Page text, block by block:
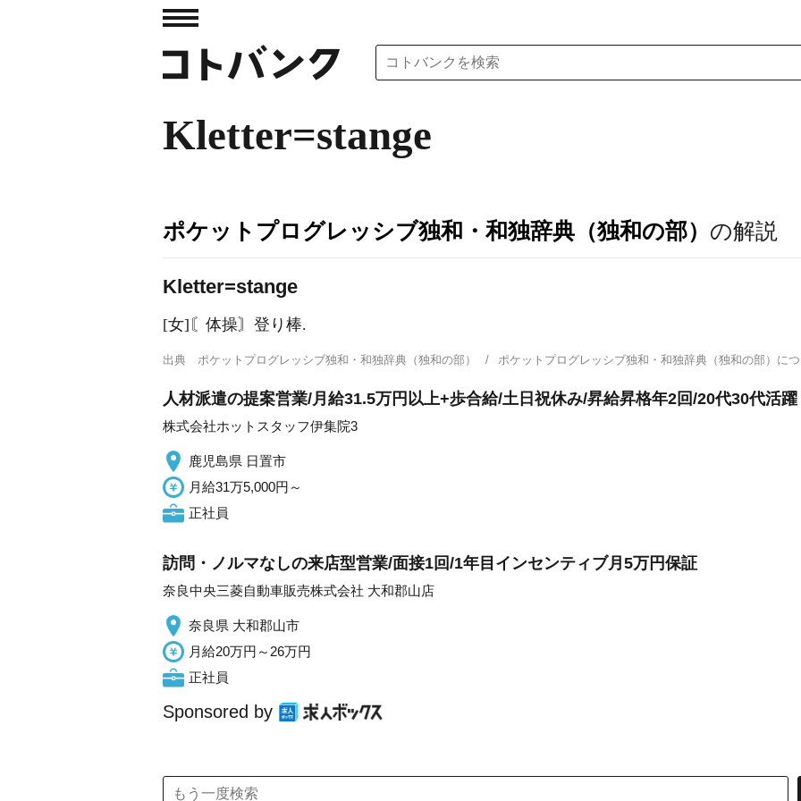
Kletter=stange
ポケットプログレッシブ独和・和独辞典（独和の部） の解説
Kletter=stange
[女]〘体操〙登り棒.
出典 ポケットプログレッシブ独和・和独辞典（独和の部） ポケットプログレッシブ独和・和独辞典（独和の部）
人材派遣の提案営業/月給31.5万円以上+歩合給/土日祝休み/昇給昇格年2回/20代30代活躍
株式会社ホットスタッフ伊集院3
鹿児島県 日置市
月給31万5,000円～
正社員
訪問・ノルマなしの来店型営業/面接1回/1年目インセンティブ月5万円保証
奈良中央三菱自動車販売株式会社 大和郡山店
奈良県 大和郡山市
月給20万円～26万円
正社員
Sponsored by